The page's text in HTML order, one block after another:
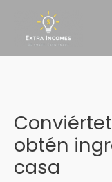
contenido
obtén
casa